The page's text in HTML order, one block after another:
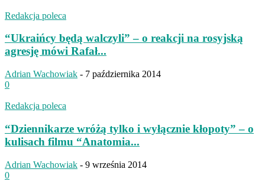
Redakcja poleca
“Ukraińcy będą walczyli” – o reakcji na rosyjską
agresję mówi Rafał...
Adrian Wachowiak - 7 października 2014
0
Redakcja poleca
“Dziennikarze wróżą tylko i wyłącznie kłopoty” – o
kulisach filmu “Anatomia...
Adrian Wachowiak - 9 września 2014
0